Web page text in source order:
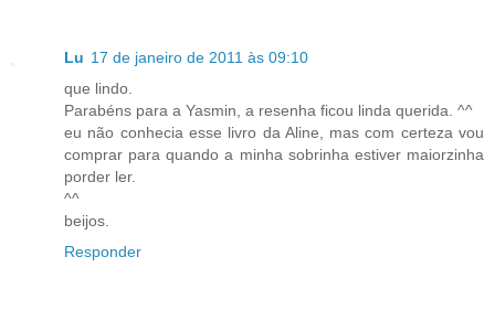
Lu 17 de janeiro de 2011 às 09:10
que lindo.
Parabéns para a Yasmin, a resenha ficou linda querida. ^^
eu não conhecia esse livro da Aline, mas com certeza vou
comprar para quando a minha sobrinha estiver maiorzinha
porder ler.
^^
beijos.
Responder